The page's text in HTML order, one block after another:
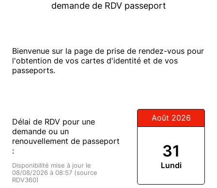
demande de RDV passeport
Bienvenue sur la page de prise de rendez-vous pour
l'obtention de vos cartes d'identité et de vos
passeports.
Délai de RDV pour une
demande ou un
renouvellement de passeport
:
Disponibilité mise à jour le
08/08/2026 à 08:57 (source
RDV360)
Août 2026
31
Lundi